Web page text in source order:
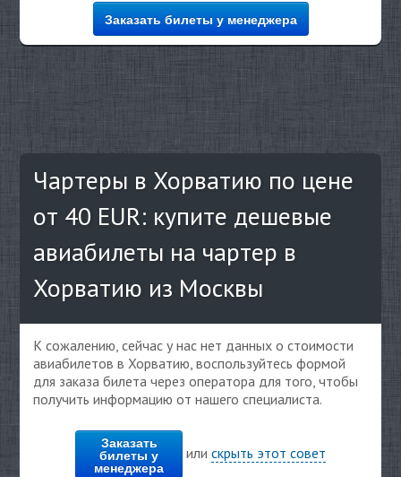
Заказать билеты у менеджера
Чартеры в Хорватию по цене
от 40 EUR: купите дешевые
авиабилеты на чартер в
Хорватию из Москвы
К сожалению, сейчас у нас нет данных о стоимости
авиабилетов в Хорватию, воспользуйтесь формой
для заказа билета через оператора для того, чтобы
получить информацию от нашего специалиста.
Заказать
билеты у
менеджера
или скрыть этот совет